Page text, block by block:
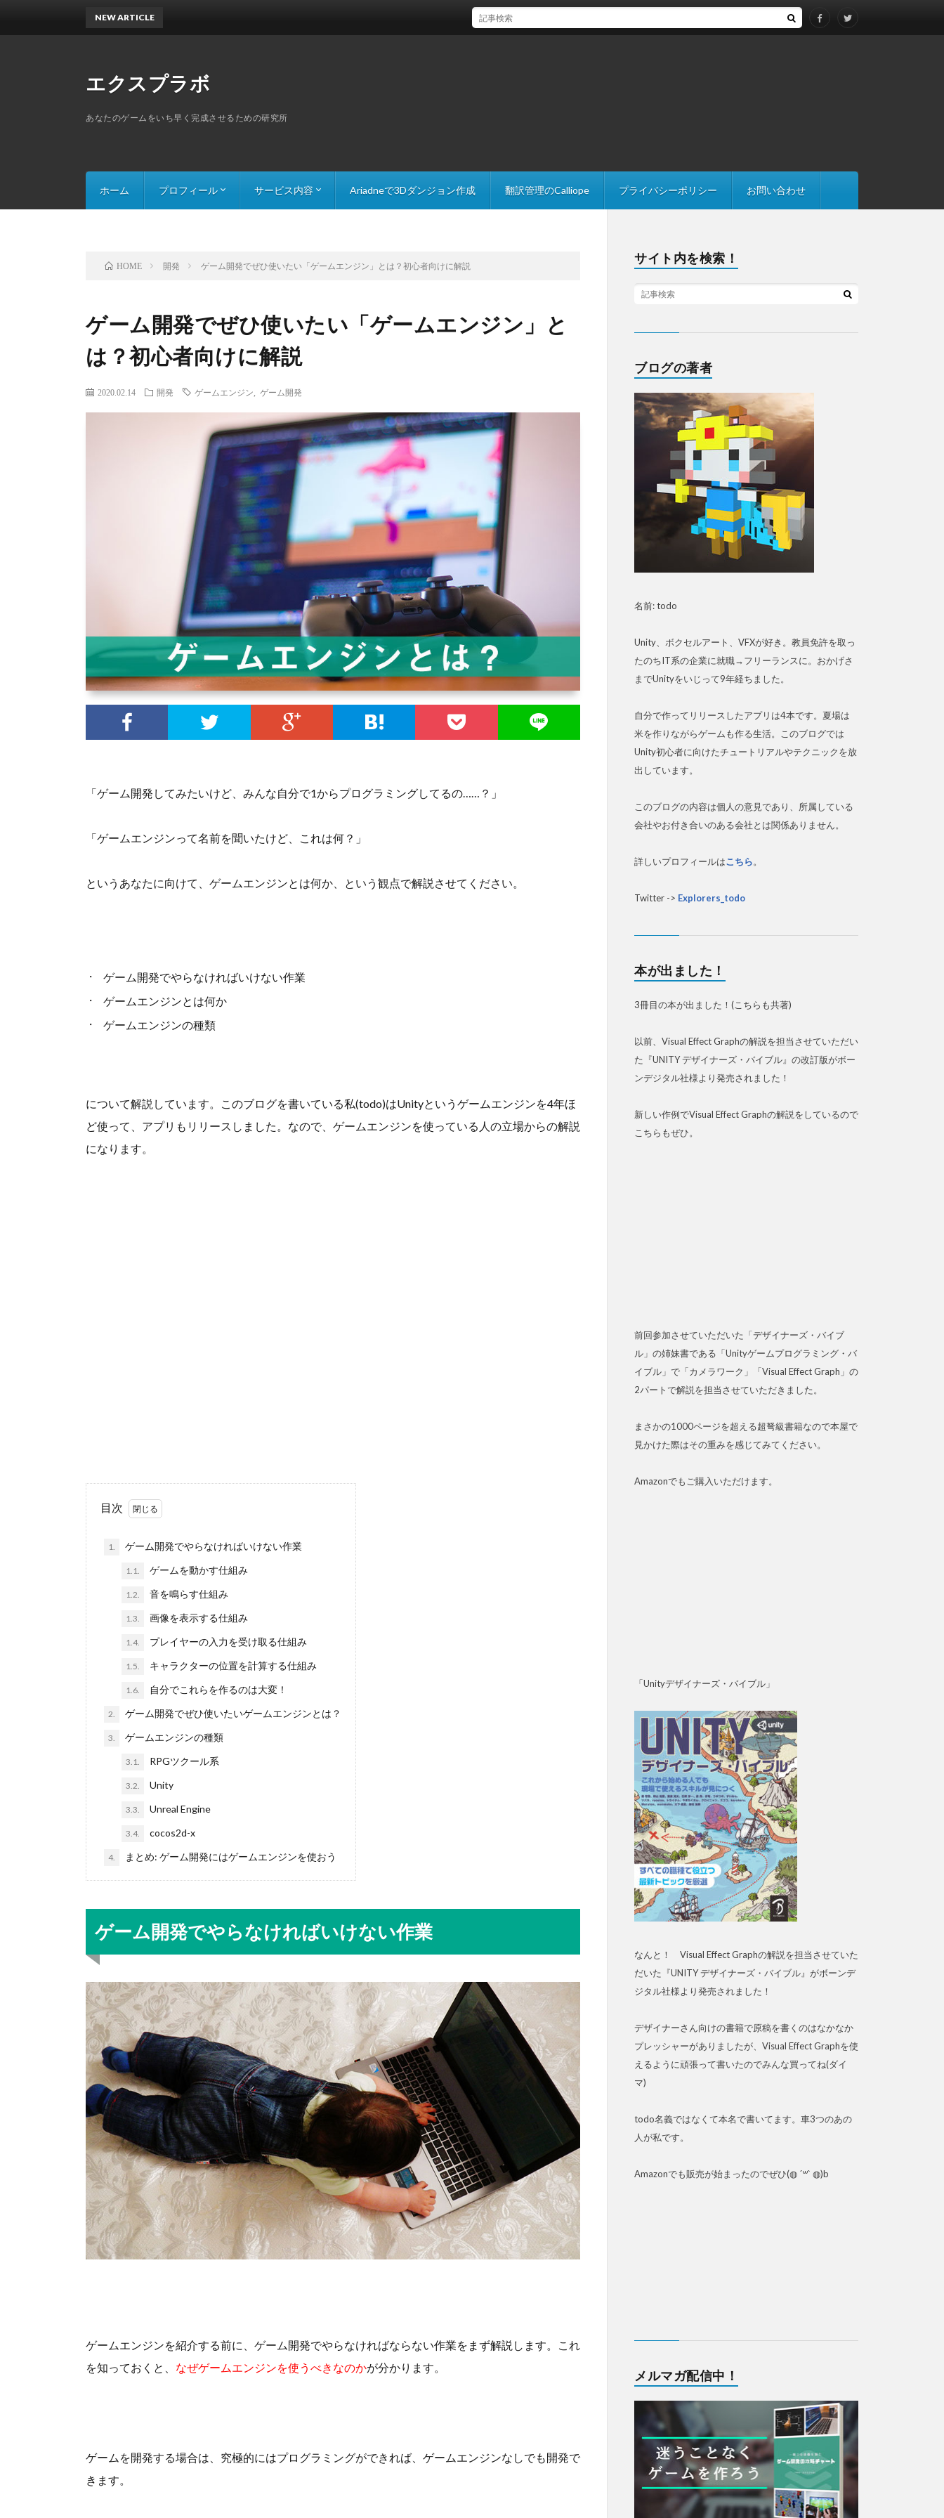
エクスプラボ
あなたのゲームをいち早く完成させるための研究所
ホーム プロフィール サービス内容 Ariadneで3Dダンジョン作成 翻訳管理のCalliope プライバシーポリシー お問い合わせ
NEW ARTICLE 【Unity】FindAnyObjectByTypeで参照を取得する際は継承にも注意
HOME 開発 ゲーム開発でぜひ使いたい「ゲームエンジン」とは？初心者向けに解説
ゲーム開発でぜひ使いたい「ゲームエンジン」と
は？初心者向けに解説
2020.02.14 開発 ゲームエンジン ゲーム開発
「ゲーム開発してみたいけど、みんな自分で1からプログラミングしてるの……？」
「ゲームエンジンって名前を聞いたけど、これは何？」
というあなたに向けて、ゲームエンジンとは何か、という観点で解説させてください。
ゲーム開発でやらなければいけない作業
ゲームエンジンとは何か
ゲームエンジンの種類
について解説しています。このブログを書いている私(todo)はUnityというゲームエンジンを4年ほ
ど使って、アプリもリリースしました。なので、ゲームエンジンを使っている人の立場からの解説
になります。
目次
1. ゲーム開発でやらなければいけない作業
1.1. ゲームを動かす仕組み
1.2. 音を鳴らす仕組み
1.3. 画像を表示する仕組み
1.4. プレイヤーの入力を受け取る仕組み
1.5. キャラクターの位置を計算する仕組み
1.6. 自分でこれらを作るのは大変！
2. ゲーム開発でぜひ使いたいゲームエンジンとは？
3. ゲームエンジンの種類
3.1. RPGツクール系
3.2. Unity
3.3. Unreal Engine
3.4. cocos2d-x
4. まとめ: ゲーム開発にはゲームエンジンを使おう
ゲーム開発でやらなければいけない作業
ゲームエンジンを紹介する前に、ゲーム開発でやらなければならない作業をまず解説します。これ
を知っておくと、 なぜゲームエンジンを使うべきなのかが分かります。
ゲームを開発する場合は、究極的にはプログラミングができれば、ゲームエンジンなしでも開発で
きます。
サイト内を検索！
ブログの著者
名前: todo
Unity、ボクセルアート、VFXが好き。教員免許を取っ
たのちIT系の企業に就職→フリーランスに。おかげさ
までUnityをいじって9年経ちました。
自分で作ってリリースしたアプリは4本です。夏場は
米を作りながらゲームも作る生活。このブログでは
Unity初心者に向けたチュートリアルやテクニックを放
出しています。
このブログの内容は個人の意見であり、所属している
会社やお付き合いのある会社とは関係ありません。
詳しいプロフィールはこちら。
Twitter -> Explorers_todo
本が出ました！
3冊目の本が出ました！(こちらも共著)
以前、Visual Effect Graphの解説を担当させていただい
た『UNITY デザイナーズ・バイブル』の改訂版がボー
ンデジタル社様より発売されました！
新しい作例でVisual Effect Graphの解説をしているので
こちらもぜひ。
前回参加させていただいた「デザイナーズ・バイブ
ル」の姉妹書である「Unityゲームプログラミング・バ
イブル」で「カメラワーク」「Visual Effect Graph」の
2パートで解説を担当させていただきました。
まさかの1000ページを超える超弩級書籍なので本屋で
見かけた際はその重みを感じてみてください。
Amazonでもご購入いただけます。
「Unityデザイナーズ・バイブル」
なんと！ Visual Effect Graphの解説を担当させていた
だいた『UNITY デザイナーズ・バイブル』がボーンデ
ジタル社様より発売されました！
デザイナーさん向けの書籍で原稿を書くのはなかなか
プレッシャーがありましたが、Visual Effect Graphを使
えるように頑張って書いたのでみんな買ってね(ダイ
マ)
todo名義ではなくて本名で書いてます。車3つのあの
人が私です。
Amazonでも販売が始まったのでぜひ(◍ ´꒳` ◍)b
メルマガ配信中！